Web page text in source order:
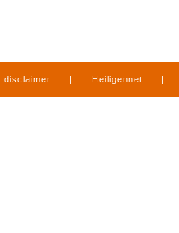
disclaimer | Heiligennet |